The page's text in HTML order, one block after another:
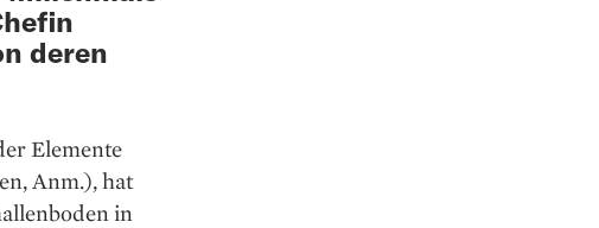
deren
Elemente
Anm.), hat
in